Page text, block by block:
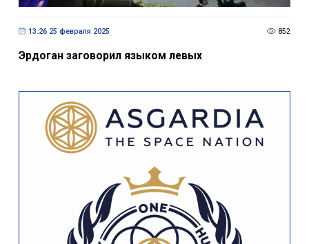
13:26 25 февраля 2025 852
Эрдоган заговорил языком левых